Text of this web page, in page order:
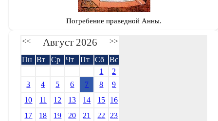
Погребение праведной Анны.
<< Август 2026 >>
Пн Вт Ср Чт Пт Сб
Вс
1
2
3
4 5 6 7 8
9
10
11 12 13 14 15
16
17
18 19 20 21 22
23